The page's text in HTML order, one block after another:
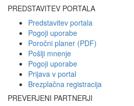
PREDSTAVITEV PORTALA
Predstavitev portala
Pogoji uporabe
Poročni planer (PDF)
Pošlji mnenje
Pogoji uporabe
Prijava v portal
Brezplačna registracija
PREVERJENI PARTNERJI